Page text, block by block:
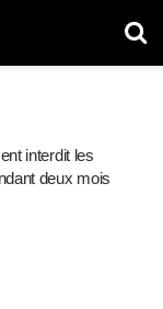
interdit les
deux mois